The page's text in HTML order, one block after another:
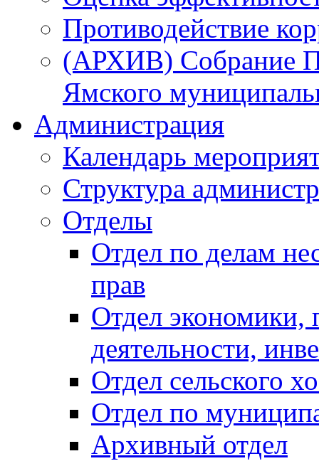
Противодействие
(АРХИВ) Собрание
Ямского
Администрация
Календарь
Структура
Отделы
Отдел по делам
прав
Отдел экономики,
деятельности,
Отдел сельского
Отдел по
Архивный отдел